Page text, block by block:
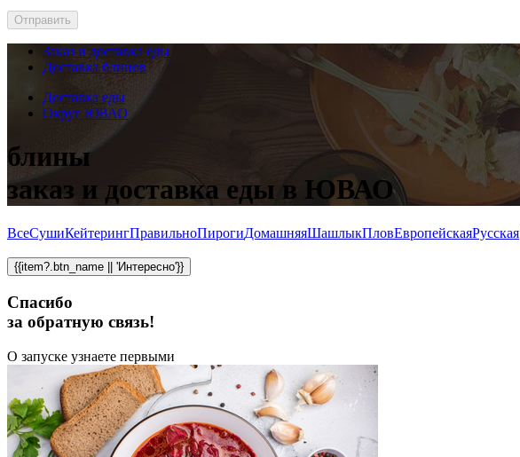
Отправить
Заказ и доставка еды
Доставка блинов
Доставка еды
Округ ЮВАО
блины
заказ и доставка еды в ЮВАО
ВсеСушиКейтерингПравильноПирогиДомашняяШашлыкПловЕвропейскаяРусская
{{item?.btn_name || 'Интересно'}}
Спасибо
за обратную связь!
О запуске узнаете первыми